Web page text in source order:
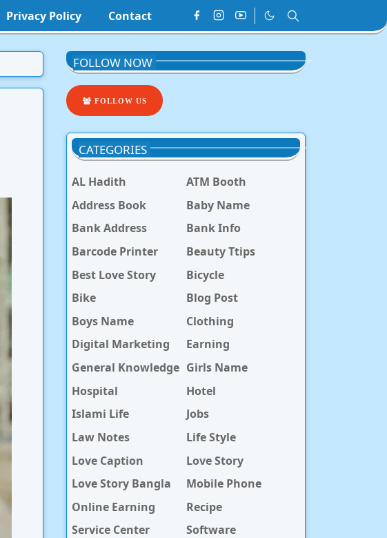
Privacy Policy Contact
FOLLOW NOW
FOLLOW US
CATEGORIES
AL Hadith
ATM Booth
Address Book
Baby Name
Bank Address
Bank Info
Barcode Printer
Beauty Ttips
Best Love Story
Bicycle
Bike
Blog Post
Boys Name
Clothing
Digital Marketing
Earning
General Knowledge Girls Name
Hospital
Hotel
Islami Life
Jobs
Law Notes
Life Style
Love Caption
Love Story
Love Story Bangla
Mobile Phone
Online Earning
Recipe
Service Center
Software